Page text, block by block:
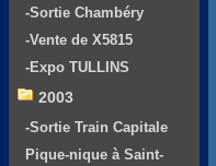
-Sortie Chambéry
-Vente de X5815
-Expo TULLINS
2003
-Sortie Train Capitale
Pique-nique à Saint-